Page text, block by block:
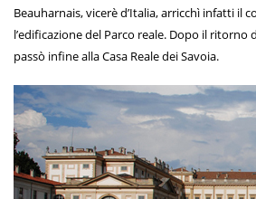
Beauharnais, vicerè d’Italia, arricchì infatti il
l’edificazione del Parco reale. Dopo il ritorno
passò infine alla Casa Reale dei Savoia.